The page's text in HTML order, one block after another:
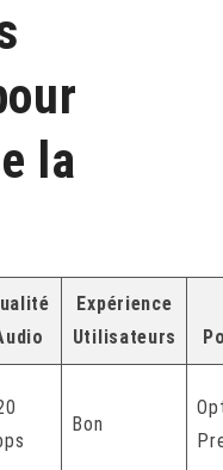
la
Expérience
Utilisateurs
Bon